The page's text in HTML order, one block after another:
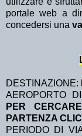
portale web a
concedersi una
DESTINAZIONE:
AEROPORTO
PER
PARTENZA
PERIODO DI